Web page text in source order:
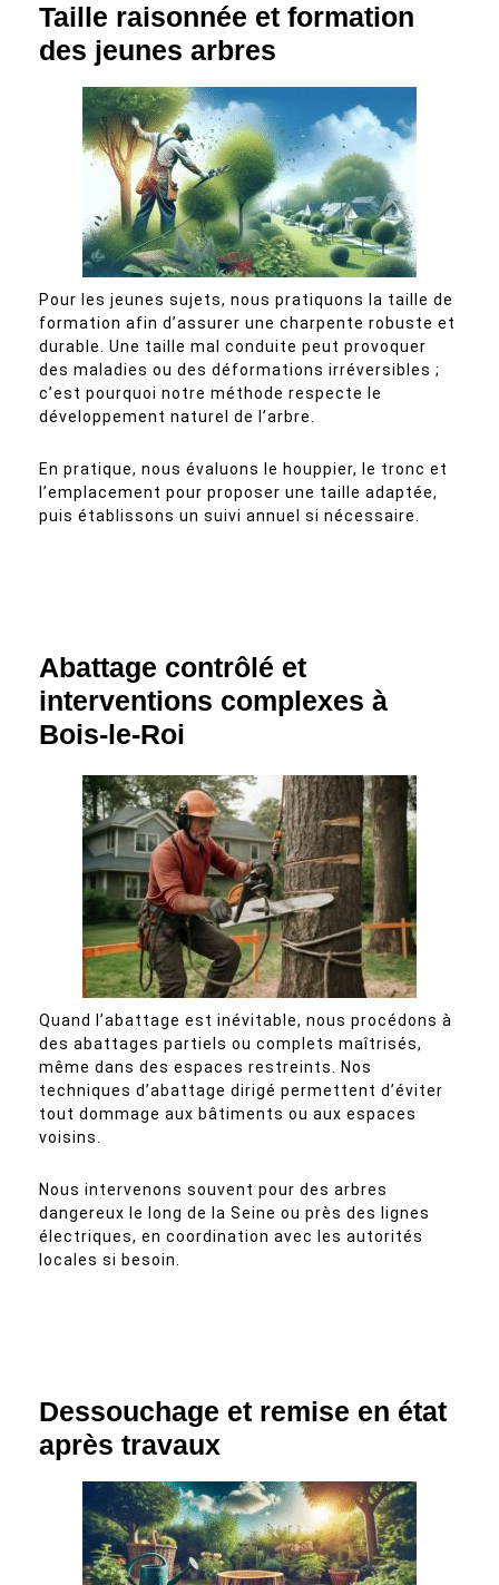
Taille raisonnée et formation
des jeunes arbres
Pour les jeunes sujets, nous pratiquons la taille de
formation afin d’assurer une charpente robuste et
durable. Une taille mal conduite peut provoquer
des maladies ou des déformations irréversibles ;
c’est pourquoi notre méthode respecte le
développement naturel de l’arbre.
En pratique, nous évaluons le houppier, le tronc et
l’emplacement pour proposer une taille adaptée,
puis établissons un suivi annuel si nécessaire.
Abattage contrôlé et
interventions complexes à
Bois-le-Roi
Quand l’abattage est inévitable, nous procédons à
des abattages partiels ou complets maîtrisés,
même dans des espaces restreints. Nos
techniques d’abattage dirigé permettent d’éviter
tout dommage aux bâtiments ou aux espaces
voisins.
Nous intervenons souvent pour des arbres
dangereux le long de la Seine ou près des lignes
électriques, en coordination avec les autorités
locales si besoin.
Dessouchage et remise en état
après travaux